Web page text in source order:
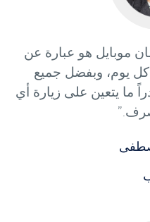
موبايل هو عبارة عن
يوم، وبفضل جميع
ما يتعين على زيارة أي